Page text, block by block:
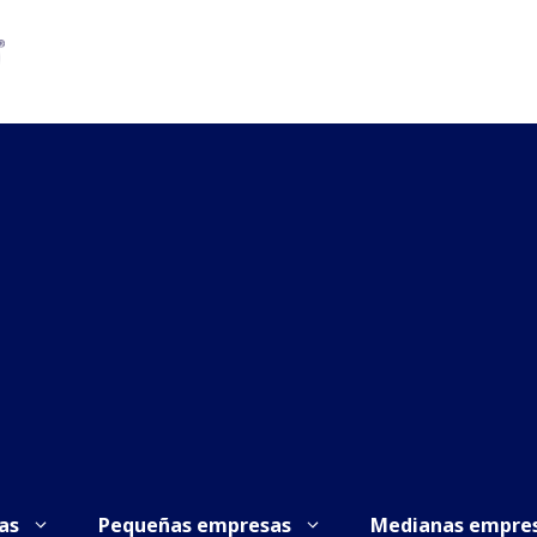
Pequeñas empresas Medianas